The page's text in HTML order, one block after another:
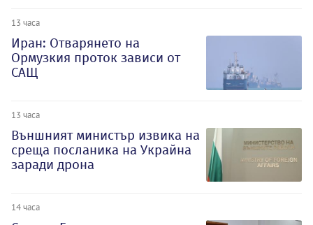
13 часа
Иран: Отварянето на
Ормузкия проток зависи от
САЩ
13 часа
Външният министър извика на
среща посланика на Украйна
заради дрона
14 часа